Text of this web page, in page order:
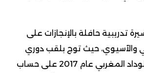
تدريبية حافلة بالإنجازات على
والآسيوي، حيث توج بلقب دوري
أبطال إفريقيا مع الوداد المغربي عام 2017 على حساب